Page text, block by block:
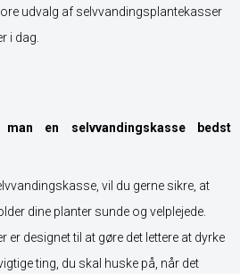
udvalg af selvvandingsplantekasser
i dag.
man en selvvandingskasse bedst
vil du gerne sikre, at
dine planter sunde og velplejede.
designet til at gøre det lettere at dyrke
ting, du skal huske på, når det